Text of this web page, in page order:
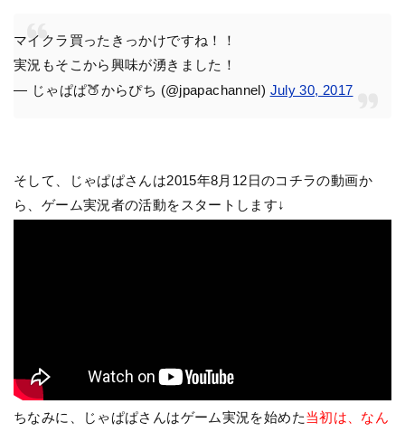
マイクラ買ったきっかけですね！！
実況もそこから興味が湧きました！
— じゃぱぱ🍑からぴち (@jpapachannel) July 30, 2017
そして、じゃぱぱさんは2015年8月12日のコチラの動画か
ら、ゲーム実況者の活動をスタートします↓
ちなみに、じゃぱぱさんはゲーム実況を始めた当初は、なん